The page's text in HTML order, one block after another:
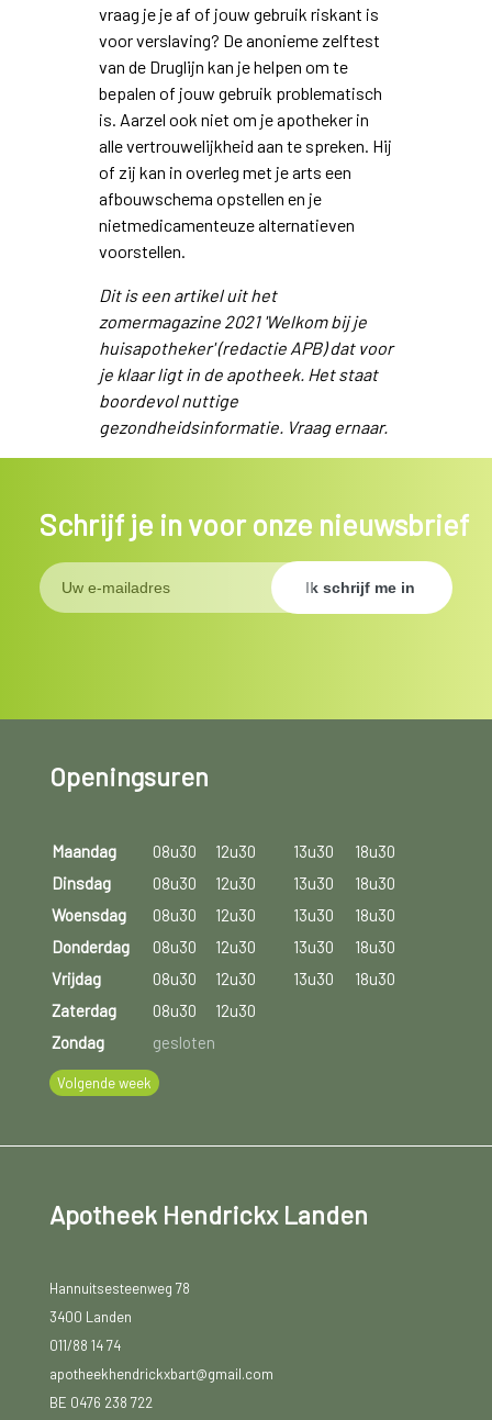
vraag je je af of jouw gebruik riskant is
voor verslaving? De anonieme zelftest
van de Druglijn kan je helpen om te
bepalen of jouw gebruik problematisch
is. Aarzel ook niet om je apotheker in
alle vertrouwelijkheid aan te spreken. Hij
of zij kan in overleg met je arts een
afbouwschema opstellen en je
nietmedicamenteuze alternatieven
voorstellen.
Dit is een artikel uit het
zomermagazine 2021 'Welkom bij je
huisapotheker' (redactie APB) dat voor
je klaar ligt in de apotheek. Het staat
boordevol nuttige
gezondheidsinformatie. Vraag ernaar.
Schrijf je in voor onze nieuwsbrief
Openingsuren
Maandag 08u30 12u30 13u30
18u30
Dinsdag
08u30 12u30 13u30
18u30
Woensdag
08u30 12u30 13u30
18u30
Donderdag
08u30 12u30 13u30
18u30
Vrijdag
08u30 12u30 13u30
18u30
Zaterdag
08u30
12u30
Zondag
gesloten
Volgende week
Apotheek Hendrickx Landen
Hannuitsesteenweg 78
3400 Landen
011/88 14 74
apotheekhendrickxbart@gmail.com
BE 0476 238 722